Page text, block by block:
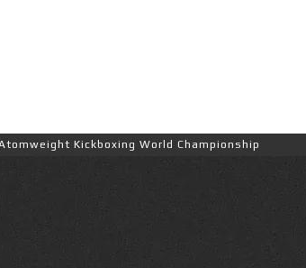
Kickboxing World Championship